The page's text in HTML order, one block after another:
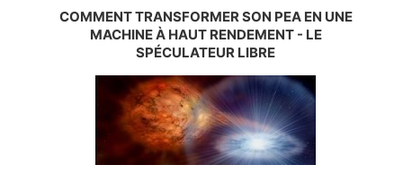
COMMENT TRANSFORMER SON PEA EN UNE
MACHINE À HAUT RENDEMENT - LE
SPÉCULATEUR LIBRE